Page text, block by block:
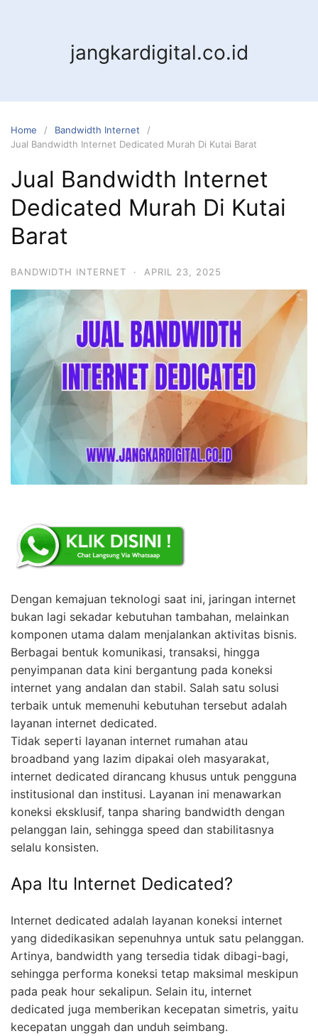
jangkardigital.co.id
Home
Bandwidth Internet
Jual Bandwidth Internet Dedicated Murah Di Kutai Barat
Jual Bandwidth Internet
Dedicated Murah Di Kutai
Barat
BANDWIDTH INTERNET · APRIL 23, 2025
Dengan kemajuan teknologi saat ini, jaringan internet
bukan lagi sekadar kebutuhan tambahan, melainkan
komponen utama dalam menjalankan aktivitas bisnis.
Berbagai bentuk komunikasi, transaksi, hingga
penyimpanan data kini bergantung pada koneksi
internet yang andalan dan stabil. Salah satu solusi
terbaik untuk memenuhi kebutuhan tersebut adalah
layanan internet dedicated.
Tidak seperti layanan internet rumahan atau
broadband yang lazim dipakai oleh masyarakat,
internet dedicated dirancang khusus untuk pengguna
institusional dan institusi. Layanan ini menawarkan
koneksi eksklusif, tanpa sharing bandwidth dengan
pelanggan lain, sehingga speed dan stabilitasnya
selalu konsisten.
Apa Itu Internet Dedicated?
Internet dedicated adalah layanan koneksi internet
yang didedikasikan sepenuhnya untuk satu pelanggan.
Artinya, bandwidth yang tersedia tidak dibagi-bagi,
sehingga performa koneksi tetap maksimal meskipun
pada peak hour sekalipun. Selain itu, internet
dedicated juga memberikan kecepatan simetris, yaitu
kecepatan unggah dan unduh seimbang.